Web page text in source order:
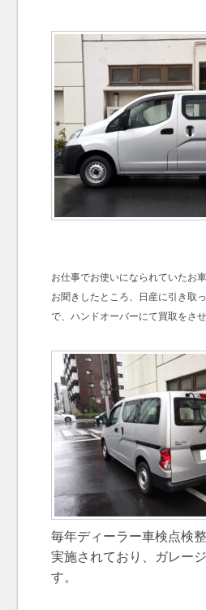
お仕事でお使いになられていたお
お聞きしたところ、日産に引き取
で、ハンドオーバーにて買取をさせ
毎年ディーラー車検点検
実施されており、ガレー
す。